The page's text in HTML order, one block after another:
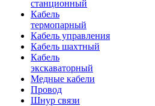
станционный
Кабель
термопарный
Кабель управления
Кабель шахтный
Кабель
экскаваторный
Медные кабели
Провод
Шнур связи